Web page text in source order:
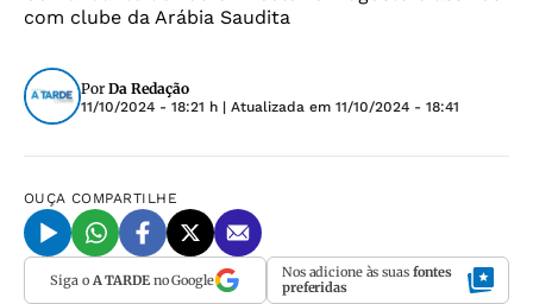
com clube da Arábia Saudita
Por Da Redação
11/10/2024 - 18:21 h | Atualizada em 11/10/2024 - 18:41
OUÇA COMPARTILHE
Siga o A TARDEno Google Nos adicione às suas fontes
preferidas